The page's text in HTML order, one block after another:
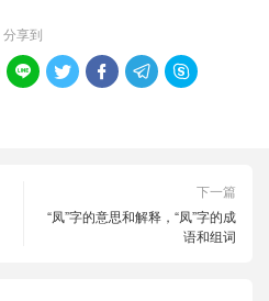
分享到
    
下一篇
“凤”字的意思和解释，“凤”字的成
语和组词